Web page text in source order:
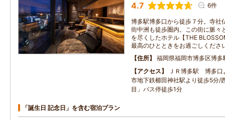
4.7 6件
博多駅博多口から徒歩７分。寺社
街中洲も徒歩圏内。この街に脈々
を尽くしたホテル【THE
最高のひとときをお過ごしくださ
住所
福岡県福岡市博多区博
アクセス
ＪＲ博多駅 博多口
市地下鉄櫛田神社駅より徒歩5分/
目」バス停徒歩1分
「誕生日 記念日」を含む宿泊プラン